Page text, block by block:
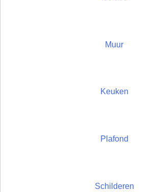
Muur
Keuken
Plafond
Schilderen